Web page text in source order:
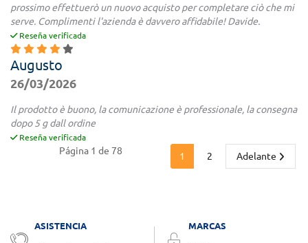
prossimo effettuerò un nuovo acquisto per completare ciò che mi
serve. Complimenti l'azienda è davvero affidabile! Davide.
Reseña verificada
Augusto
26/03/2026
Il prodotto è buono, la comunicazione è professionale, la consegna
dopo 5 g dall ordine
Reseña verificada
1 2 Adelante
Página 1 de 78
ASISTENCIA MARCAS